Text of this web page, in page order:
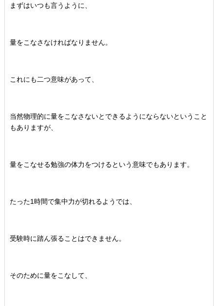
まずはいつも言うように、
量をこなさなければなりません。
これにも二つ意味があって、
当然物理的に量をこなさないとできるようにならないということ
もありますが、
量をこなせる勉強の体力をつけるという意味でもあります。
たった1時間で集中力が切れるようでは、
受験時に踏ん張ることはできません。
そのために量をこなして、